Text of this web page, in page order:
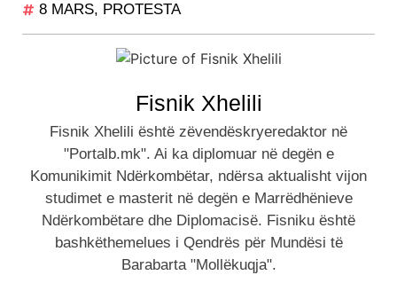
8 MARS, PROTESTA
Fisnik Xhelili
Fisnik Xhelili është zëvendëskryeredaktor në
"Portalb.mk". Ai ka diplomuar në degën e
Komunikimit Ndërkombëtar, ndërsa aktualisht vijon
studimet e masterit në degën e Marrëdhënieve
Ndërkombëtare dhe Diplomacisë. Fisniku është
bashkëthemelues i Qendrës për Mundësi të
Barabarta "Mollëkuqja".